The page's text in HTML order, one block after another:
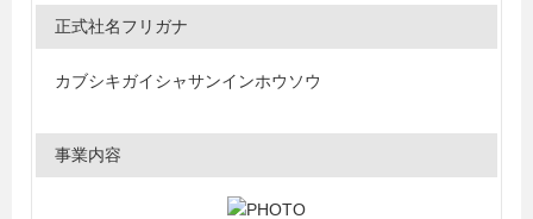
正式社名フリガナ
カブシキガイシャサンインホウソウ
事業内容